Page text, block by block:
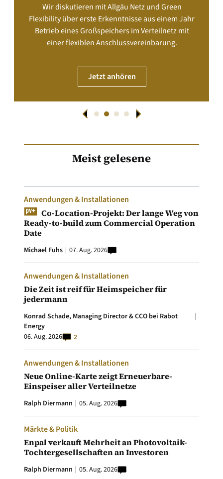
Wir diskutieren mit Allgäu Netz und Green
Flexibility über erste Erkenntnisse aus einem Jahr
Betrieb eines Großspeichers im Verteilnetz mit
einer flexiblen Anschlussvereinbarung.
Jetzt anhören
Meist gelesene
Anwendungen & Installationen
Co-Location-Projekt: Der lange Weg von
Ready-to-build zum Commercial Operation
Date
Michael Fuhs 07. Aug. 2026
Anwendungen & Installationen
Die Zeit ist reif für Heimspeicher für
jedermann
Konrad Schade, Managing Director & CCO bei Rabot
Energy
06. Aug. 2026
2
Anwendungen & Installationen
Neue Online-Karte zeigt Erneuerbare-
Einspeiser aller Verteilnetze
Ralph Diermann 05. Aug. 2026
Märkte & Politik
Enpal verkauft Mehrheit an Photovoltaik-
Tochtergesellschaften an Investoren
Ralph Diermann 05. Aug. 2026